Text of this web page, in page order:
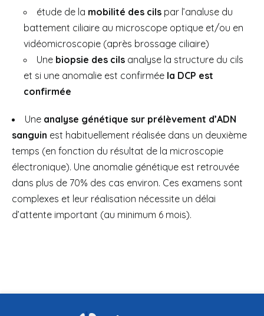
étude de la mobilité des cils par l’analuse du
battement ciliaire au microscope optique et/ou en
vidéomicroscopie (après brossage ciliaire)
Une biopsie des cils analyse la structure du cils
et si une anomalie est confirmée la DCP est
confirmée
Une analyse génétique sur prélèvement d’ADN
sanguin est habituellement réalisée dans un deuxième
temps (en fonction du résultat de la microscopie
électronique). Une anomalie génétique est retrouvée
dans plus de 70% des cas environ. Ces examens sont
complexes et leur réalisation nécessite un délai
d’attente important (au minimum 6 mois).